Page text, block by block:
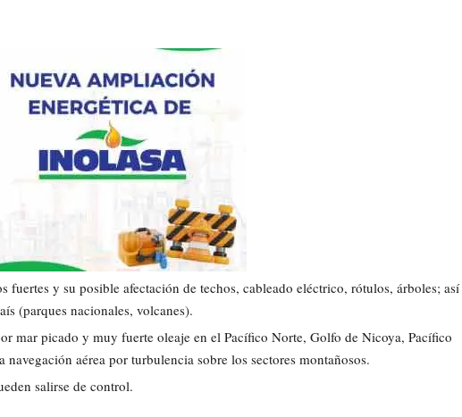
fuertes y su posible afectación de techos, cableado eléctrico, rótulos, árboles; así
(parques nacionales, volcanes).
mar picado y muy fuerte oleaje en el Pacífico Norte, Golfo de Nicoya, Pacífico
aérea por turbulencia sobre los sectores montañosos.
salirse de control.